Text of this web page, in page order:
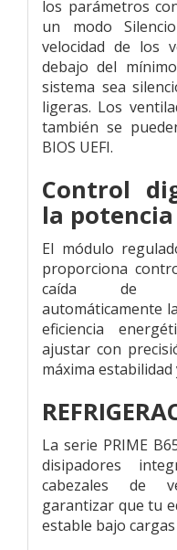
los parámetros
un modo
velocidad de los
debajo del
sistema sea
ligeras. Los
también se
BIOS UEFI.
Control
la potencia
El módulo
proporciona
caída de
automáticamente
eficiencia
ajustar con
máxima
La serie PRIME
disipadores
cabezales de
garantizar que tu
estable bajo